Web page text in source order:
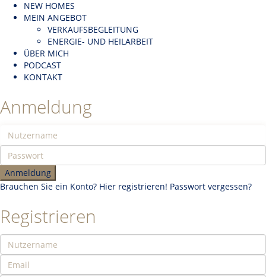
NEW HOMES
MEIN ANGEBOT
VERKAUFSBEGLEITUNG
ENERGIE- UND HEILARBEIT
ÜBER MICH
PODCAST
KONTAKT
Anmeldung
Anmeldung
Brauchen Sie ein Konto? Hier registrieren! Passwort vergessen?
Registrieren